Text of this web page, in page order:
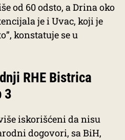
od 60 odsto, a Drina oko
je i Uvac, koji je
konstatuje se u
RHE Bistrica
3
iskorišćeni da nisu
dogovori, sa BiH,